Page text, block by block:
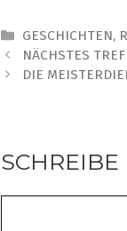
Kategorien
GESCHICHTEN,
NÄCHSTES
DIE